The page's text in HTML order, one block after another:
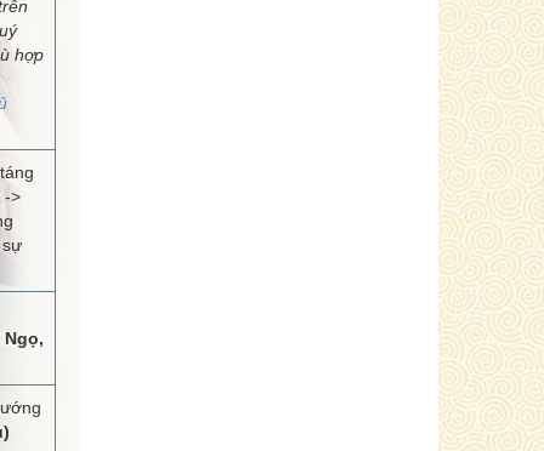
hợp
->